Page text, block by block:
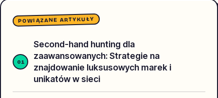
POWIĄZANE ARTYKUŁY
Second-hand hunting dla
zaawansowanych: Strategie na
znajdowanie luksusowych marek i
unikatów w sieci